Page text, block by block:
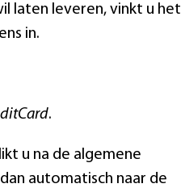
laten leveren, vinkt u het
in.
.
u na de algemene
automatisch naar de